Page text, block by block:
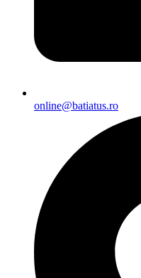
online@batiatus.ro